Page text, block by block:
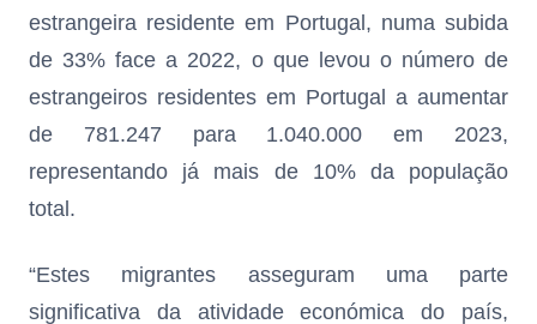
estrangeira residente em Portugal, numa subida
de 33% face a 2022, o que levou o número de
estrangeiros residentes em Portugal a aumentar
de 781.247 para 1.040.000 em 2023,
representando já mais de 10% da população
total.
“Estes migrantes asseguram uma parte
significativa da atividade económica do país,